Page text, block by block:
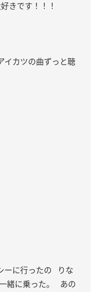
きです！！！
イカツの曲ずっと聴
ーに行ったの
りな
緒に乗った。
あの